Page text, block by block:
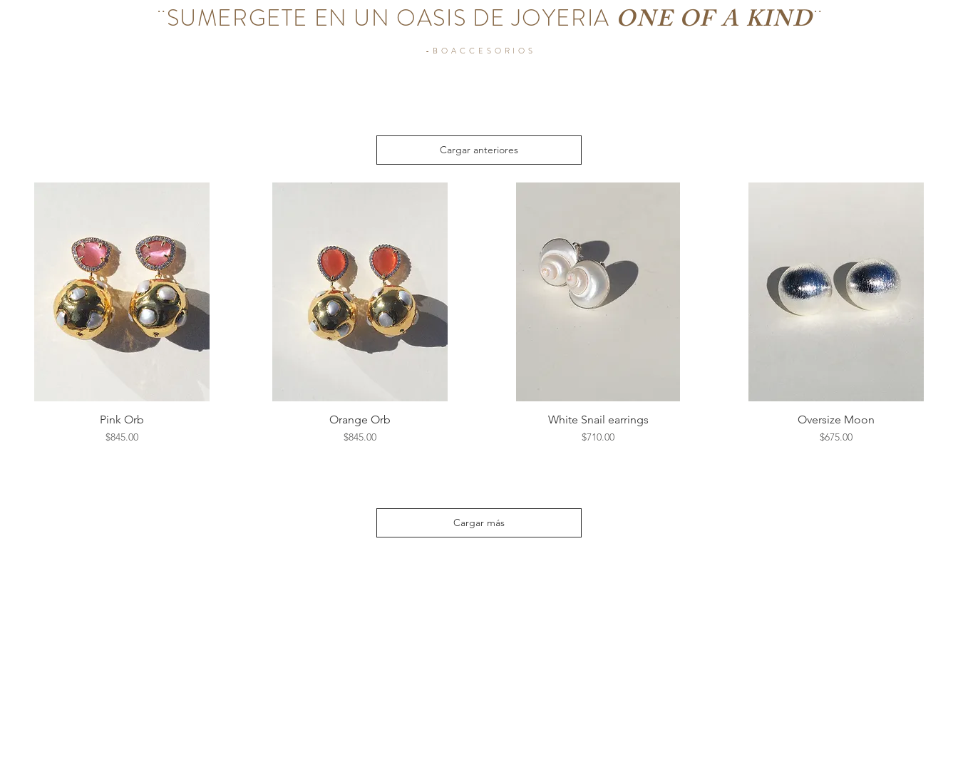
​¨SUMERGETE EN UN OASIS DE JOYERIA ONE OF A KIND¨
-BOACCESORIOS
Cargar anteriores
Vista rápida
Pink Orb
Precio
$845.00
Vista rápida
Orange Orb
Precio
$845.00
Vista rápida
White Snail earrings
Precio
$710.00
Vista rápida
Oversize Moon
Precio
$675.00
Cargar más